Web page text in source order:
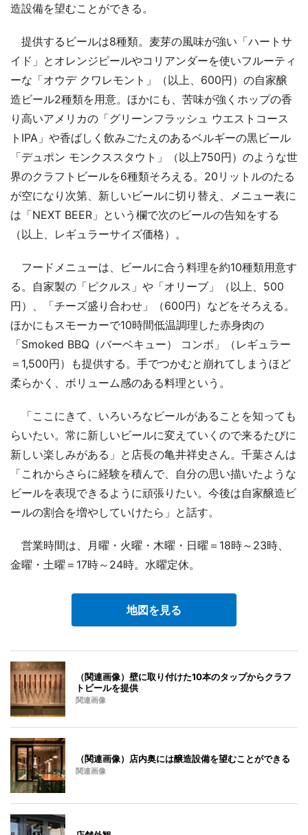
造設備を望むことができる。
提供するビールは8種類。麦芽の風味が強い「ハートサ
イド」とオレンジピールやコリアンダーを使いフルーティ
ーな「オウデ クワレモント」（以上、600円）の自家醸
造ビール2種類を用意。ほかにも、苦味が強くホップの香
り高いアメリカの「グリーンフラッシュ ウエストコース
トIPA」や香ばしく飲みごたえのあるベルギーの黒ビール
「デュポン モンクススタウト」（以上750円）のような世
界のクラフトビールを6種類そろえる。20リットルのたる
が空になり次第、新しいビールに切り替え、メニュー表に
は「NEXT BEER」という欄で次のビールの告知をする
（以上、レギュラーサイズ価格）。
フードメニューは、ビールに合う料理を約10種類用意す
る。自家製の「ピクルス」や「オリーブ」（以上、500
円）、「チーズ盛り合わせ」（600円）などをそろえる。
ほかにもスモーカーで10時間低温調理した赤身肉の
「Smoked BBQ（バーベキュー） コンボ」（レギュラー
＝1,500円）も提供する。手でつかむと崩れてしまうほど
柔らかく、ボリューム感のある料理という。
「ここにきて、いろいろなビールがあることを知っても
らいたい。常に新しいビールに変えていくので来るたびに
新しい楽しみがある」と店長の亀井祥史さん。千葉さんは
「これからさらに経験を積んで、自分の思い描いたような
ビールを表現できるように頑張りたい。今後は自家醸造ビ
ールの割合を増やしていけたら」と話す。
営業時間は、月曜・火曜・木曜・日曜＝18時～23時、
金曜・土曜＝17時～24時。水曜定休。
地図を見る
（関連画像）壁に取り付けた10本のタップからクラフ
トビールを提供
関連画像
（関連画像）店内奥には醸造設備を望むことができる
関連画像